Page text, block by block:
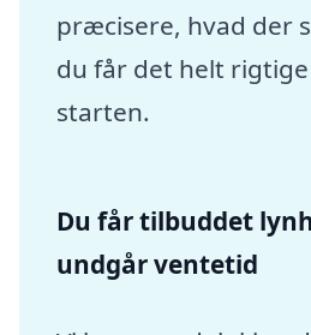
præcisere, hvad der
du får det helt
starten.
Du får tilbuddet
undgår ventetid